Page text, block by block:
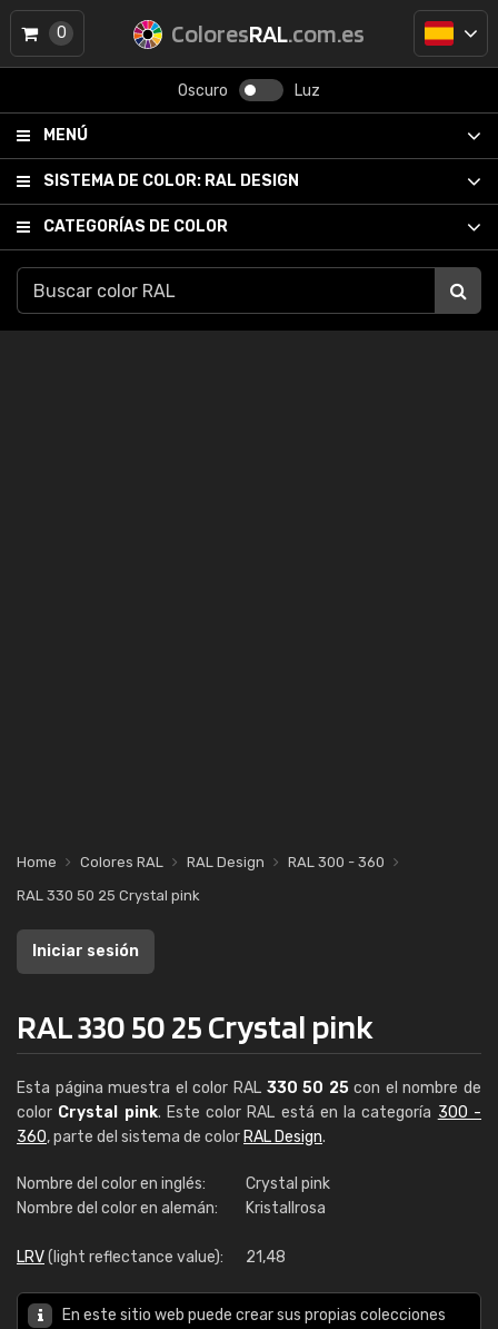
ColoresRAL.com.es
Oscuro Luz
MENÚ
SISTEMA DE COLOR: RAL DESIGN
CATEGORÍAS DE COLOR
0
Home Colores RAL RAL Design
RAL 300 - 360
RAL 330 50 25 Crystal pink
Iniciar sesión
RAL 330 50 25 Crystal pink
Esta página muestra el color RAL 330 50 25con el nombre de
color Crystal pink. Este color RAL está en la categoría 300 -
360, parte del sistema de color RAL Design.
Nombre del color en inglés:
Crystal pink
Nombre del color en alemán:
Kristallrosa
LRV(light reflectance value): 21,48
En este sitio web puede crear sus propias colecciones